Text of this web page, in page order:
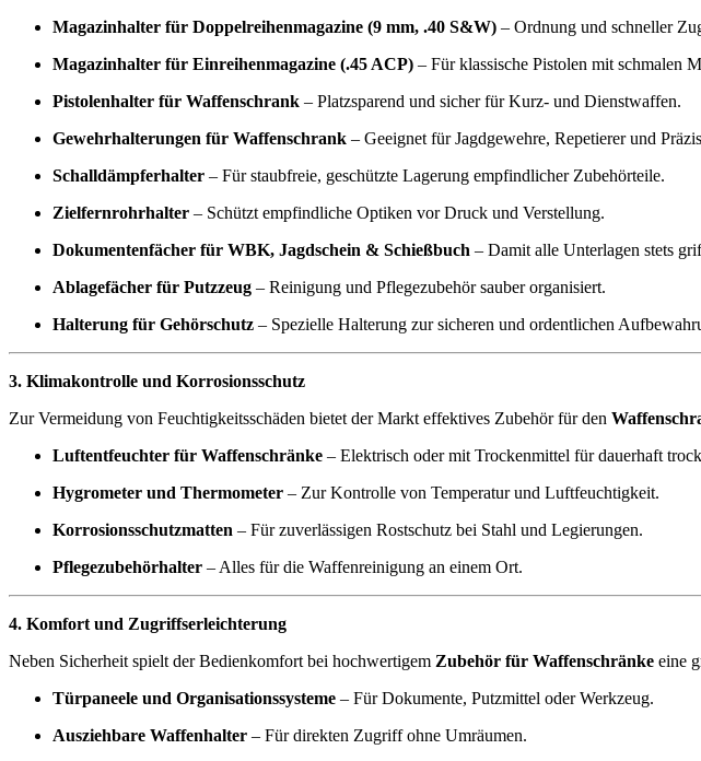
Magazinhalter für Doppelreihenmagazine (9 mm, .40 S&W) – Ordnung und schneller
Magazinhalter für Einreihenmagazine (.45 ACP) – Für klassische Pistolen mit schmalen
Pistolenhalter für Waffenschrank – Platzsparend und sicher für Kurz- und Dienstwaffen.
Gewehrhalterungen für Waffenschrank – Geeignet für Jagdgewehre, Repetierer und
Schalldämpferhalter – Für staubfreie, geschützte Lagerung empfindlicher Zubehörteile.
Zielfernrohrhalter – Schützt empfindliche Optiken vor Druck und Verstellung.
Dokumentenfächer für WBK, Jagdschein & Schießbuch – Damit alle Unterlagen stets
Ablagefächer für Putzzeug – Reinigung und Pflegezubehör sauber organisiert.
Halterung für Gehörschutz – Spezielle Halterung zur sicheren und ordentlichen
3. Klimakontrolle und Korrosionsschutz
Zur Vermeidung von Feuchtigkeitsschäden bietet der Markt effektives Zubehör für den
Luftentfeuchter für Waffenschränke – Elektrisch oder mit Trockenmittel für dauerhaft
Hygrometer und Thermometer – Zur Kontrolle von Temperatur und Luftfeuchtigkeit.
Korrosionsschutzmatten – Für zuverlässigen Rostschutz bei Stahl und Legierungen.
Pflegezubehörhalter – Alles für die Waffenreinigung an einem Ort.
4. Komfort und Zugriffserleichterung
Neben Sicherheit spielt der Bedienkomfort bei hochwertigem Zubehör für Waffenschränke eine
Türpaneele und Organisationssysteme – Für Dokumente, Putzmittel oder Werkzeug.
Ausziehbare Waffenhalter – Für direkten Zugriff ohne Umräumen.